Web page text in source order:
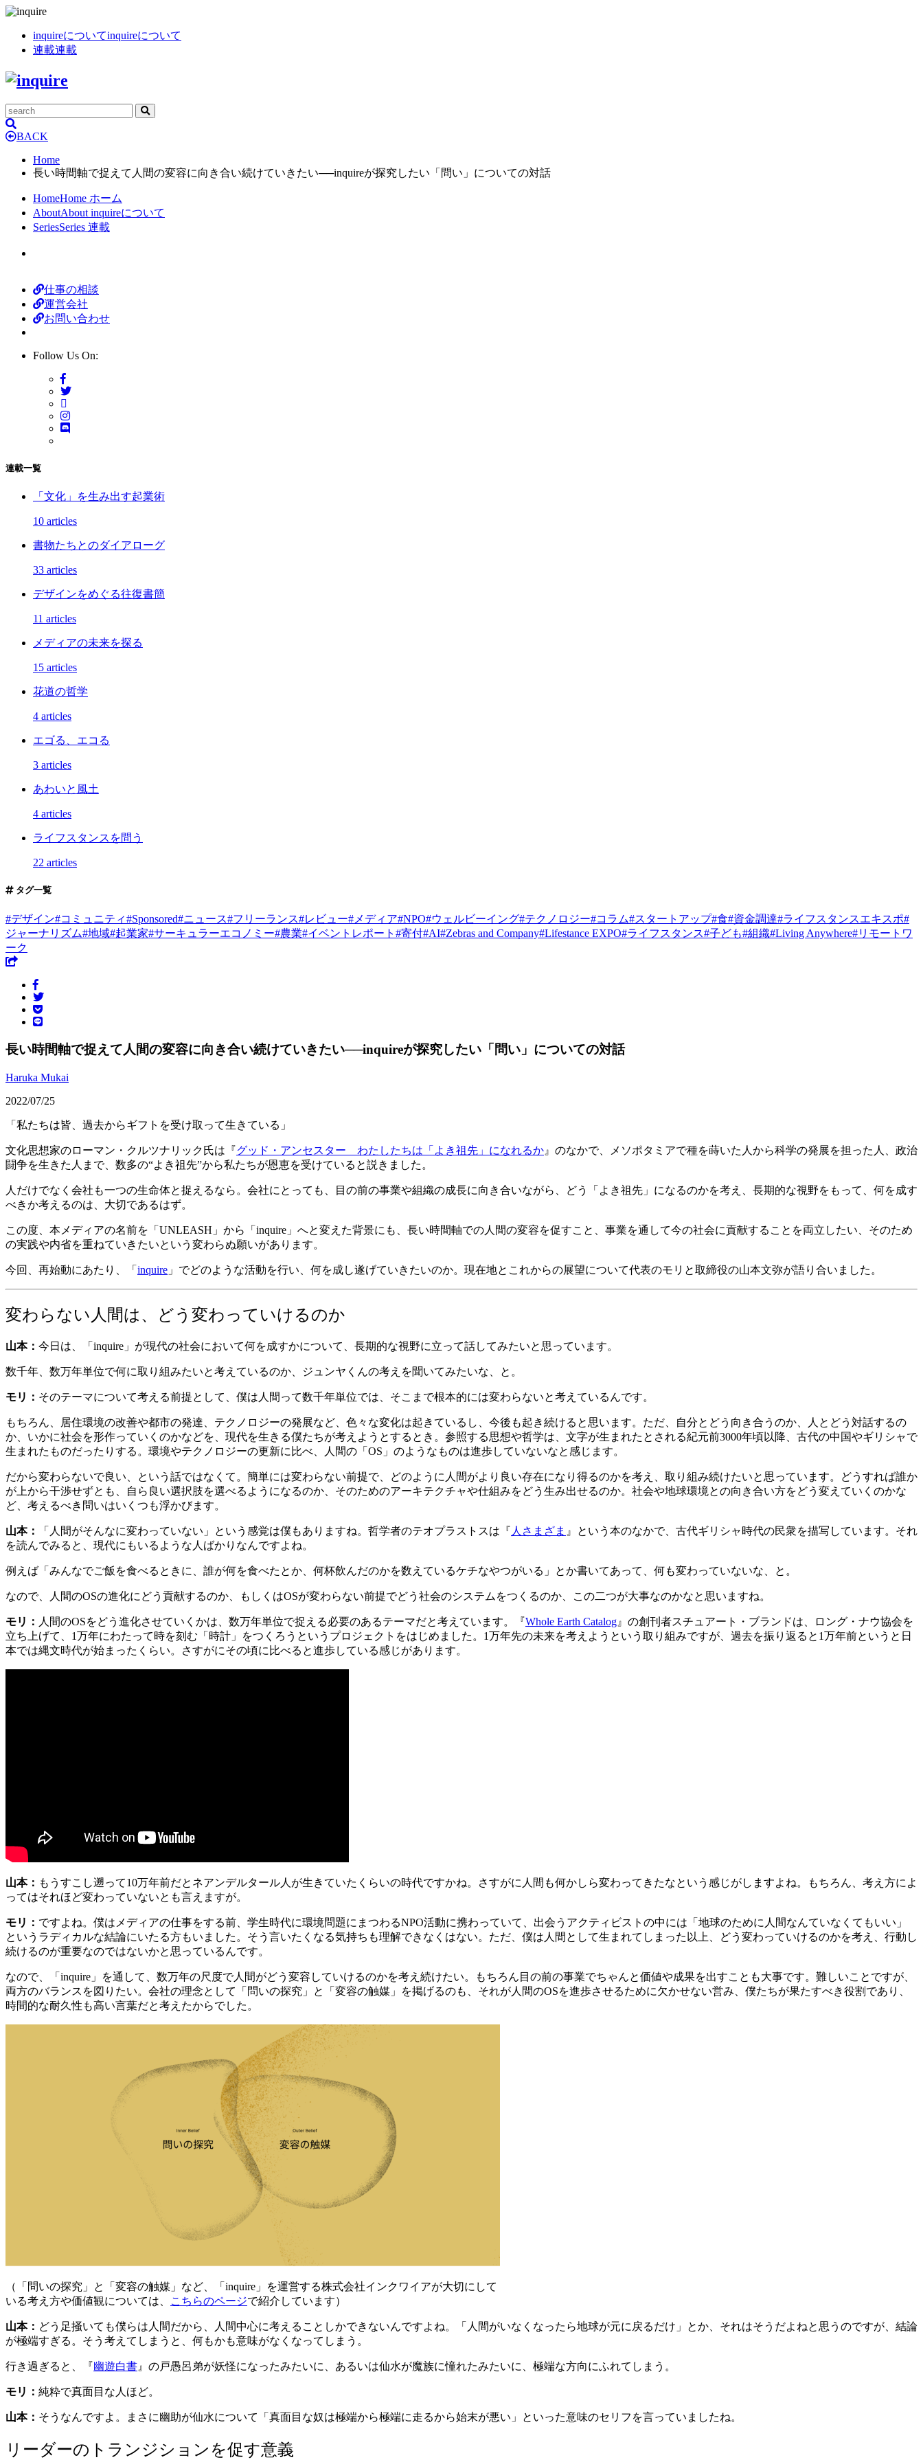
inquireについてinquireについて
連載連載
BACK
Home
長い時間軸で捉えて人間の変容に向き合い続けていきたい──inquireが探究したい「問い」についての対話
HomeHome ホーム
AboutAbout inquireについて
SeriesSeries 連載
仕事の相談
運営会社
お問い合わせ
Follow Us On:
連載一覧
「文化」を生み出す起業術
10 articles
書物たちとのダイアローグ
33 articles
デザインをめぐる往復書簡
11 articles
メディアの未来を探る
15 articles
花道の哲学
4 articles
エゴる、エコる
3 articles
あわいと風土
4 articles
ライフスタンスを問う
22 articles
タグ一覧
#デザイン#コミュニティ#Sponsored#ニュース#フリーランス#レビュー# メディア#NPO#ウェルビーイング#テクノロジー#コラム#スタートアップ#食#資金調達#ライフスタンスエキスポ#
ジャーナリズム#地域#起業家#サーキュラーエコノミー#農業#イベントレポート #寄付#AI#Zebras and Company#Lifestance EXPO#ライフスタンス#子ども#組織#Living Anywhere#リモートワ
ーク
長い時間軸で捉えて人間の変容に向き合い続けていきたい──inquireが探究したい「問い」についての対話
Haruka Mukai
2022/07/25
「私たちは皆、過去からギフトを受け取って生きている」
文化思想家のローマン・クルツナリック氏は『グッド・アンセスター わたしたちは「よき祖先」になれるか 』のなかで、メソポタミアで種を蒔いた人から科学の発展を担った人、政治
闘争を生きた人まで、数多の“よき祖先”から私たちが恩恵を受けていると説きました。
人だけでなく会社も一つの生命体と捉えるなら。会社にとっても、目の前の事業や組織の成長に向き合いながら、どう「よき祖先」になるのかを考え、長期的な視野をもって、何を成す
べきか考えるのは、大切であるはず。
この度、本メディアの名前を「UNLEASH」から「inquire」へと変えた背景にも、長い時間軸での人間の変容を促すこと、事業を通して今の社会に貢献することを両立したい、そのため
の実践や内省を重ねていきたいという変わらぬ願いがあります。
今回、再始動にあたり、「 inquire 」でどのような活動を行い、何を成し遂げていきたいのか。現在地とこれからの展望について代表のモリと取締役の山本文弥が語り合いました。
変わらない人間は、どう変わっていけるのか
山本： 今日は、「inquire」が現代の社会において何を成すかについて、長期的な視野に立って話してみたいと思っています。
数千年、数万年単位で何に取り組みたいと考えているのか、ジュンヤくんの考えを聞いてみたいな、と。
モリ： そのテーマについて考える前提として、僕は人間って数千年単位では、そこまで根本的には変わらないと考えているんです。
もちろん、居住環境の改善や都市の発達、テクノロジーの発展など、色々な変化は起きているし、今後も起き続けると思います。ただ、自分とどう向き合うのか、人とどう対話するの
か、いかに社会を形作っていくのかなどを、現代を生きる僕たちが考えようとするとき。参照する思想や哲学は、文字が生まれたとされる紀元前3000年頃以降、古代の中国やギリシャで
生まれたものだったりする。環境やテクノロジーの更新に比べ、人間の「OS」のようなものは進歩していないなと感じます。
だから変わらないで良い、という話ではなくて。簡単には変わらない前提で、どのように人間がより良い存在になり得るのかを考え、取り組み続けたいと思っています。どうすれば誰か
が上から干渉せずとも、自ら良い選択肢を選べるようになるのか、そのためのアーキテクチャや仕組みをどう生み出せるのか。社会や地球環境との向き合い方をどう変えていくのかな
ど、考えるべき問いはいくつも浮かびます。
山本： 「人間がそんなに変わっていない」という感覚は僕もありますね。哲学者のテオプラストスは『 人さまざま 』という本のなかで、古代ギリシャ時代の民衆を描写しています。それ
を読んでみると、現代にもいるような人ばかりなんですよね。
例えば「みんなでご飯を食べるときに、誰が何を食べたとか、何杯飲んだのかを数えているケチなやつがいる」とか書いてあって、何も変わっていないな、と。
なので、人間のOSの進化にどう貢献するのか、もしくはOSが変わらない前提でどう社会のシステムをつくるのか、この二つが大事なのかなと思いますね。
モリ： 人間のOSをどう進化させていくかは、数万年単位で捉える必要のあるテーマだと考えています。 『Whole Earth Catalog 』の創刊者スチュアート・ブランドは、ロング・ナウ協会を
立ち上げて、1万年にわたって時を刻む「時計」をつくろうというプロジェクトをはじめました。1万年先の未来を考えようという取り組みですが、過去を振り返ると1万年前というと日
本では縄文時代が始まったくらい。さすがにその頃に比べると進歩している感じがあります。
山本： もうすこし遡って10万年前だとネアンデルタール人が生きていたくらいの時代ですかね。さすがに人間も何かしら変わってきたなという感じがしますよね。もちろん、考え方によ
ってはそれほど変わっていないとも言えますが。
モリ： ですよね。僕はメディアの仕事をする前、学生時代に環境問題にまつわるNPO活動に携わっていて、出会うアクティビストの中には「地球のために人間なんていなくてもいい」
というラディカルな結論にいたる方もいました。そう言いたくなる気持ちも理解できなくはない。ただ、僕は人間として生まれてしまった以上、どう変わっていけるのかを考え、行動し
続けるのが重要なのではないかと思っているんです。
なので、「inquire」を通して、数万年の尺度で人間がどう変容していけるのかを考え続けたい。もちろん目の前の事業でちゃんと価値や成果を出すことも大事です。難しいことですが、
両方のバランスを図りたい。会社の理念として「問いの探究」と「変容の触媒」を掲げるのも、それが人間のOSを進歩させるために欠かせない営み、僕たちが果たすべき役割であり、
時間的な耐久性も高い言葉だと考えたからでした。
（「問いの探究」と「変容の触媒」など、「inquire」を運営する株式会社インクワイアが大切にして
いる考え方や価値観については、
こちらのページで紹介しています）
山本： どう足掻いても僕らは人間だから、人間中心に考えることしかできないんですよね。「人間がいなくなったら地球が元に戻るだけ」とか、それはそうだよねと思うのですが、結論
が極端すぎる。そう考えてしまうと、何もかも意味がなくなってしまう。
行き過ぎると、『幽遊白書 』の戸愚呂弟が妖怪になったみたいに、あるいは仙水が魔族に憧れたみたいに、極端な方向にふれてしまう。
モリ： 純粋で真面目な人ほど。
山本： そうなんですよ。まさに幽助が仙水について「真面目な奴は極端から極端に走るから始末が悪い」といった意味のセリフを言っていましたね。
リーダーのトランジションを促す意義